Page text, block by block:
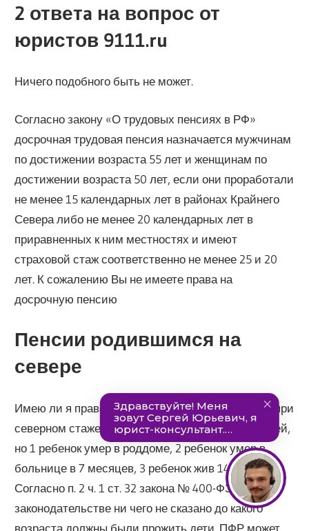
2 ответa на вопрос от
юристов 9111.ru
Ничего подобного быть не может.
Согласно закону «О трудовых пенсиях в РФ»
досрочная трудовая пенсия назначается мужчинам
по достижении возраста 55 лет и женщинам по
достижении возраста 50 лет, если они проработали
не менее 15 календарных лет в районах Крайнего
Севера либо не менее 20 календарных лет в
приравненных к ним местностях и имеют
страховой стаж соответственно не менее 25 и 20
лет. К сожалению Вы не имеете права на
досрочную пенсию
Пенсии родившимся на
севере
Имею ли я право на досрочную пенсию в 50 лет при
северном стаже 21 го. Родившей на севере 3 детей,
но 1 ребенок умер в роддоме, 2 ребенок умер в
больнице в 7 месяцев, 3 ребенок жив 14 лет.
Согласно п. 2 ч. 1 ст. 32 закона № 400-ФЗ, в
законодательстве ни чего не сказано до какого
возраста должны были прожить дети. ПФР может